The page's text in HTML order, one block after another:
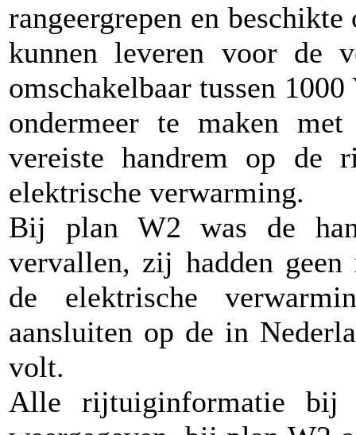
rangeergrepen en
kunnen leveren voor de
omschakelbaar tussen
ondermeer te maken
vereiste handrem op de
elektrische verwarming.
Bij plan W2 was de
vervallen, zij hadden geen
de elektrische
aansluiten op de in
volt.
Alle rijtuiginformatie